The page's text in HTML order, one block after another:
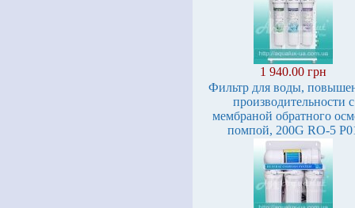
1 940.00 грн
Фильтр для воды,
производительности с
мембраной обратного
помпой, 200G RO-5